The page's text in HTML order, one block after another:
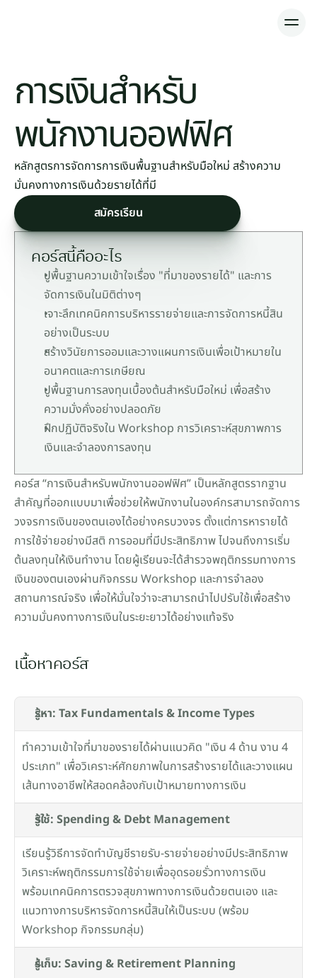
หลักสูตร
ห้องเรียนออนไลน์
การเงินสำหรับ
พนักงานออฟฟิศ
หลักสูตรการจัดการการเงินพื้นฐานสำหรับมือใหม่ สร้างความ
มั่นคงทางการเงินด้วยรายได้ที่มี
สมัครเรียน
คอร์สนี้คืออะไร
ปูพื้นฐานความเข้าใจเรื่อง "ที่มาของรายได้" และการ
จัดการเงินในมิติต่างๆ
เจาะลึกเทคนิคการบริหารรายจ่ายและการจัดการหนี้สิน
อย่างเป็นระบบ
สร้างวินัยการออมและวางแผนการเงินเพื่อเป้าหมายใน
อนาคตและการเกษียณ
ปูพื้นฐานการลงทุนเบื้องต้นสำหรับมือใหม่ เพื่อสร้าง
ความมั่งคั่งอย่างปลอดภัย
ฝึกปฏิบัติจริงใน Workshop การวิเคราะห์สุขภาพการ
เงินและจำลองการลงทุน
คอร์ส “การเงินสำหรับพนักงานออฟฟิศ” เป็นหลักสูตรรากฐาน
สำคัญที่ออกแบบมาเพื่อช่วยให้พนักงานในองค์กรสามารถจัดการ
วงจรการเงินของตนเองได้อย่างครบวงจร ตั้งแต่การหารายได้
การใช้จ่ายอย่างมีสติ การออมที่มีประสิทธิภาพ ไปจนถึงการเริ่ม
ต้นลงทุนให้เงินทำงาน โดยผู้เรียนจะได้สำรวจพฤติกรรมทางการ
เงินของตนเองผ่านกิจกรรม Workshop และการจำลอง
สถานการณ์จริง เพื่อให้มั่นใจว่าจะสามารถนำไปปรับใช้เพื่อสร้าง
ความมั่นคงทางการเงินในระยะยาวได้อย่างแท้จริง
เนื้อหาคอร์ส
รู้หา: Tax Fundamentals & Income Types
ทำความเข้าใจที่มาของรายได้ผ่านแนวคิด "เงิน 4 ด้าน งาน 4
ประเภท" เพื่อวิเคราะห์ศักยภาพในการสร้างรายได้และวางแผน
เส้นทางอาชีพให้สอดคล้องกับเป้าหมายทางการเงิน
รู้ใช้: Spending & Debt Management
เรียนรู้วิธีการจัดทำบัญชีรายรับ-รายจ่ายอย่างมีประสิทธิภาพ
วิเคราะห์พฤติกรรมการใช้จ่ายเพื่ออุดรอยรั่วทางการเงิน
พร้อมเทคนิคการตรวจสุขภาพทางการเงินด้วยตนเอง และ
แนวทางการบริหารจัดการหนี้สินให้เป็นระบบ (พร้อม
Workshop กิจกรรมกลุ่ม)
รู้เก็บ: Saving & Retirement Planning